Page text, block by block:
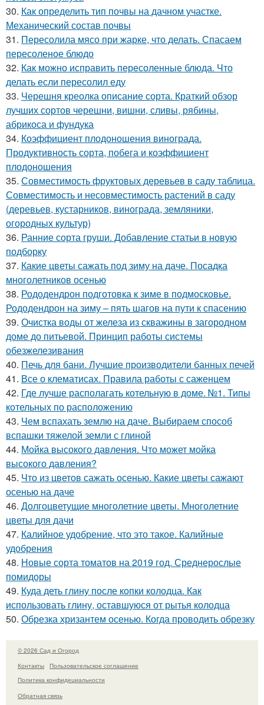
30. Как определить тип почвы на дачном участке.
Механический состав почвы
31. Пересолила мясо при жарке, что делать. Спасаем
пересоленое блюдо
32. Как можно исправить пересоленные блюда. Что
делать если пересолил еду
33. Черешня креолка описание сорта. Краткий обзор
лучших сортов черешни, вишни, сливы, рябины,
абрикоса и фундука
34. Коэффициент плодоношения винограда.
Продуктивность сорта, побега и коэффициент
плодоношения
35. Совместимость фруктовых деревьев в саду таблица.
Совместимость и несовместимость растений в саду
(деревьев, кустарников, винограда, земляники,
огородных культур)
36. Ранние сорта груши. Добавление статьи в новую
подборку
37. Какие цветы сажать под зиму на даче. Посадка
многолетников осенью
38. Рододендрон подготовка к зиме в подмосковье.
Рододендрон на зиму – пять шагов на пути к спасению
39. Очистка воды от железа из скважины в загородном
доме до питьевой. Принцип работы системы
обезжелезивания
40. Печь для бани. Лучшие производители банных печей
41. Все о клематисах. Правила работы с саженцем
42. Где лучше располагать котельную в доме. №1. Типы
котельных по расположению
43. Чем вспахать землю на даче. Выбираем способ
вспашки тяжелой земли с глиной
44. Мойка высокого давления. Что может мойка
высокого давления?
45. Что из цветов сажать осенью. Какие цветы сажают
осенью на даче
46. Долгоцветущие многолетние цветы. Многолетние
цветы для дачи
47. Калийное удобрение, что это такое. Калийные
удобрения
48. Новые сорта томатов на 2019 год. Среднерослые
помидоры
49. Куда деть глину после копки колодца. Как
использовать глину, оставшуюся от рытья колодца
50. Обрезка хризантем осенью. Когда проводить обрезку
© 2026 Сад и Огород
Контакты
Пользовательское соглашение
Политика конфидециальности
Обратная связь